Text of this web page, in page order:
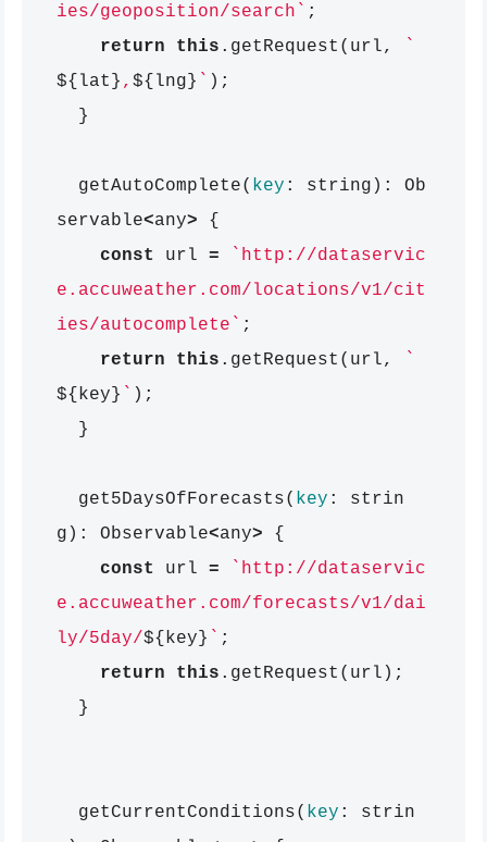
ies/geoposition/search` ;
return
this . getRequest ( url,
`
${ lat } , ${ lng } ` );
}
getAutoComplete( key : string ):
Ob
servable<any>
{
const
url =
`http://dataservic
e.accuweather.com/locations/v1/cit
ies/autocomplete` ;
return
this . getRequest ( url,
`
${ key } ` );
}
get5DaysOfForecasts( key :
strin
g ): Observable<any>
{
const
url =
`http://dataservic
e.accuweather.com/forecasts/v1/dai
ly/5day/${ key } ` ;
return
this . getRequest ( url );
}
getCurrentConditions( key :
strin